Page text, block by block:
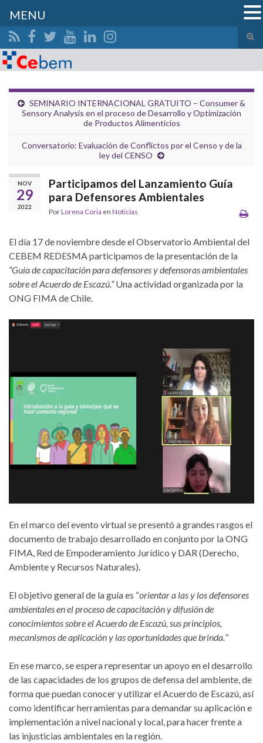
el
Search for:
SEMINARIO INTERNACIONAL GRATUITO – Consumer &
Sensory Analysis en el proceso de Desarrollo y Optimización
de Productos Alimenticios
Conversatorio: Evaluación de Conflictos por el Censo y de la
ley del CENSO
NOV
29
2022
Participamos del Lanzamiento Guía
para Defensores Ambientales
PorLorena Coria en Noticias
El día 17 de noviembre desde el Observatorio Ambiental del
CEBEM REDESMA participamos de la presentación de la
“Guía de capacitación para defensores y defensoras ambientales
sobre el Acuerdo de Escazú.”Una actividad organizada por la
ONG FIMA de Chile.
En el marco del evento virtual se presentó a grandes rasgos el
documento de trabajo desarrollado en conjunto por la ONG
FIMA, Red de Empoderamiento Jurídico y DAR (Derecho,
Ambiente y Recursos Naturales).
El objetivo general de la guía es “orientar a las y los defensores
ambientales en el proceso de capacitación y difusión de
conocimientos sobre el Acuerdo de Escazú, sus principios,
mecanismos de aplicación y las oportunidades que brinda. ”
En ese marco, se espera representar un apoyo en el desarrollo
de las capacidades de los grupos de defensa del ambiente, de
forma que puedan conocer y utilizar el Acuerdo de Escazú, así
como identificar herramientas para demandar su aplicación e
implementación a nivel nacional y local, para hacer frente a
las injusticias ambientales en la región.
MENU